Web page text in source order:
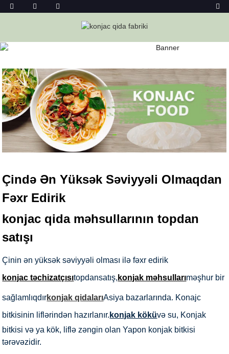
KONJAC FOODS
Çində Ən Yüksək Səviyyəli Olmaqdan
Fəxr Edirik
konjac qida məhsullarının topdan
satışı
Çinin ən yüksək səviyyəli olması ilə fəxr edirik
konjac təchizatçısıtopdansatış, konjak məhsullarıməşhur bir
sağlamlıqdırkonjak qidalarıAsiya bazarlarında. Konajc
bitkisinin liflərindən hazırlanır. konjak köküvə su, Konjak
bitkisi və ya kök, liflə zəngin olan Yapon konjak bitkisi
tərəvəzidir.